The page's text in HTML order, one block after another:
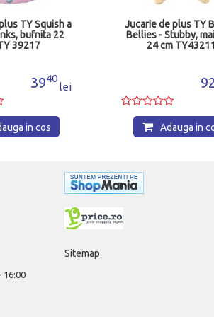
TY Squish a
bufnita 22
39217
3940
lei
in cos
Jucarie de plus TY
Bellies - Stubby,
24 cm TY43211
92
Adauga in
16:00
Sitemap